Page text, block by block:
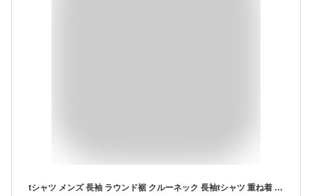
tシャツ メンズ 長袖 ラウンド裾 クルーネック 長袖tシャツ 重ね着 インナー 秋冬 トップス 無地 シンプル ボーダー 全7色 2478-2490 ジェネレス